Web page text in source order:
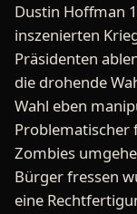
Dustin Hoffman
inszenierten
Präsidenten
die drohende
Wahl eben
Problematischer
Zombies
Bürger fressen
eine